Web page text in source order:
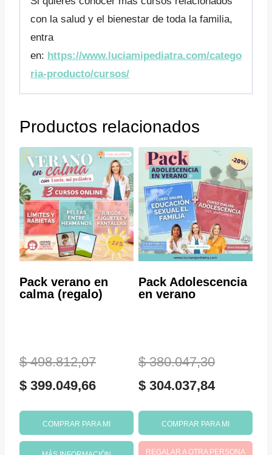
con la salud y el bienestar de toda la familia,
entra
en: https://www.luciamipediatra.com/catego
ria-producto/cursos/
Productos relacionados
Pack verano en
calma (regalo)
$498.812,07El
precio
original
era:
$ 399.049,66El
precio
actual
COMPRAR PARA MI
Pack Adolescencia
en verano
$380.047,30El
precio
original
era:
$ 304.037,84El
precio
actual
COMPRAR PARA MI
REGALAR A OTRA PERSONA